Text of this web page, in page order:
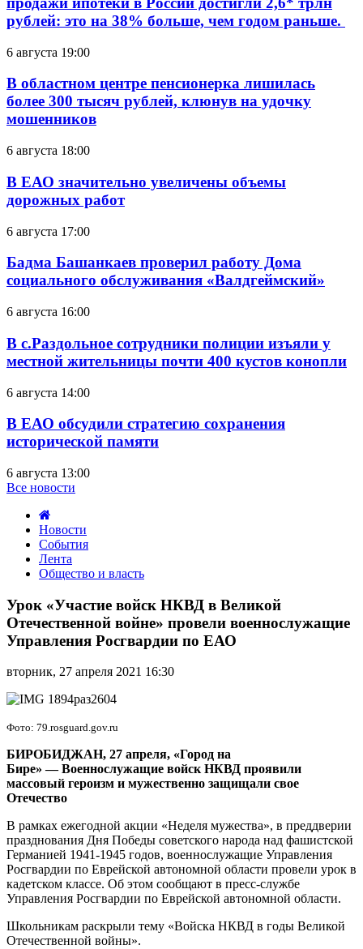
рублей: это на 38% больше, чем годом раньше.
6 августа 19:00
В областном центре пенсионерка лишилась
более 300 тысяч рублей, клюнув на удочку
мошенников
6 августа 18:00
В ЕАО значительно увеличены объемы
дорожных работ
6 августа 17:00
Бадма Башанкаев проверил работу Дома
социального обслуживания «Валдгеймский»
6 августа 16:00
В с.Раздольное сотрудники полиции изъяли у
местной жительницы почти 400 кустов конопли
6 августа 14:00
В ЕАО обсудили стратегию сохранения
исторической памяти
6 августа 13:00
Все новости
Новости
События
Лента
Общество и власть
«Участие
НКВД
в
Отечественной
провели
Управления
Росгвардии
по
ЕАО
Урок «Участие войск НКВД в Великой
Отечественной войне» провели военнослужащие
Управления Росгвардии по ЕАО
вторник, 27 апреля 2021 16:30
Фото: 79.rosguard.gov.ru
БИРОБИДЖАН, 27 апреля, «Город на
Бире» —Военнослужащие войск НКВД проявили
массовый героизм и мужественно защищали свое
Отечество
В рамках ежегодной акции «Неделя мужества», в преддверии
празднования Дня Победы советского народа над фашистской
Германией 1941-1945 годов, военнослужащие Управления
Росгвардии по Еврейской автономной области провели урок в
кадетском классе. Об этом сообщают в пресс-службе
Управления Росгвардии по Еврейской автономной области.
Школьникам раскрыли тему «Войска НКВД в годы Великой
Отечественной войны».